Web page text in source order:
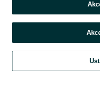
Szukaj Obserwujesz